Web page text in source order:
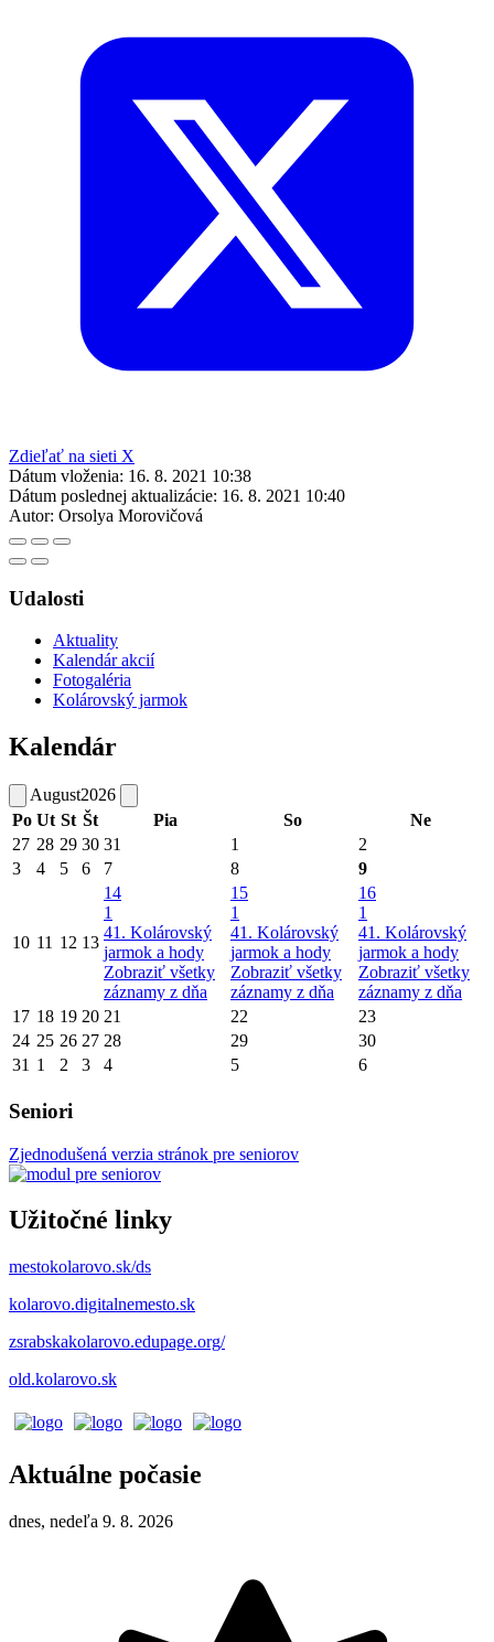
Zdieľať na sieti X
Dátum vloženia: 16. 8. 2021 10:38
Dátum poslednej aktualizácie: 16. 8. 2021 10:40
Autor: Orsolya Morovičová
Udalosti
Aktuality
Kalendár akcií
Fotogaléria
Kolárovský jarmok
Kalendár
August2026
Po Ut St Št Pia So
Ne
27 28 29 30 31 1
2
3
4 5 6 7 8 9
10 11 12 13
14
1
41. Kolárovský
jarmok a hody
Zobraziť všetky
záznamy z dňa
15
1
41. Kolárovský
jarmok a hody
Zobraziť všetky
záznamy z dňa
16
1
41. Kolárovský
jarmok a hody
Zobraziť všetky
záznamy z dňa
17 18 19 20 21 22
23
24 25 26 27 28 29
30
31 1 2 3 4 5 6
Seniori
Zjednodušená verzia stránok pre seniorov
Užitočné linky
mestokolarovo.sk/ds
kolarovo.digitalnemesto.sk
zsrabskakolarovo.edupage.org/
old.kolarovo.sk
Aktuálne počasie
dnes, nedeľa 9. 8. 2026